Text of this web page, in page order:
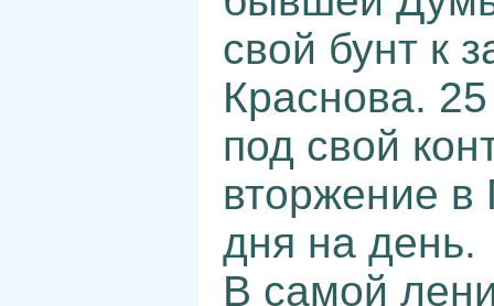
свой бунт к
Краснова.
под свой
вторжение в
дня на день.
В самой